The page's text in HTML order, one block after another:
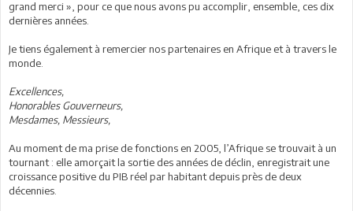
grand merci », pour ce que nous avons pu accomplir, ensemble, ces dix
dernières années.
Je tiens également à remercier nos partenaires en Afrique et à travers le
monde.
Excellences,
Honorables Gouverneurs,
Mesdames, Messieurs,
Au moment de ma prise de fonctions en 2005, l’Afrique se trouvait à un
tournant : elle amorçait la sortie des années de déclin, enregistrait une
croissance positive du PIB réel par habitant depuis près de deux
décennies.